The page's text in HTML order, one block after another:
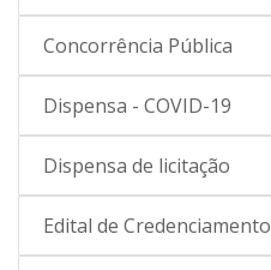
Concorrência Pública
Dispensa - COVID-19
Dispensa de licitação
Edital de Credenciamento